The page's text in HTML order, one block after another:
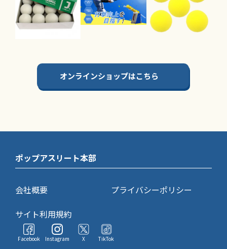
オンラインショップはこちら
ポップアスリート本部
会社概要
プライバシーポリシー
サイト利用規約
Facebook Instagram X TikTok